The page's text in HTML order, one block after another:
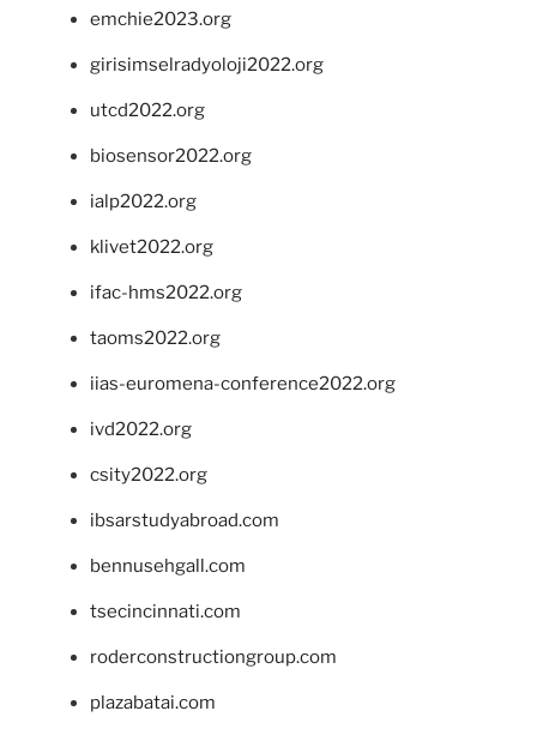
emchie2023.org
girisimselradyoloji2022.org
utcd2022.org
biosensor2022.org
ialp2022.org
klivet2022.org
ifac-hms2022.org
taoms2022.org
iias-euromena-conference2022.org
ivd2022.org
csity2022.org
ibsarstudyabroad.com
bennusehgall.com
tsecincinnati.com
roderconstructiongroup.com
plazabatai.com